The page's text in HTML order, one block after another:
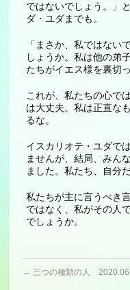
ではないでしょう。」
ダ・ユダまでも。
「まさか、私ではない
しょうか。私は他の弟
たちがイエス様を裏切
これが、私たちの心で
は大丈夫。私は正直な
るな。
イスカリオテ・ユダで
ませんが、結局、みん
ました。私たち、自分
私たちが主に言うべき
ではなく、私がその人
でしょうか。
← 三つの種類の人